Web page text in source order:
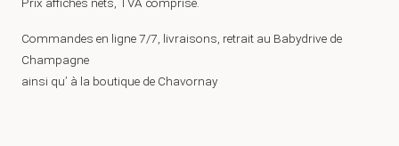
Prix affichés nets, TVA comprise.
Commandes en ligne 7/7, livraisons, retrait au Babydrive de
Champagne
ainsi qu’ à la boutique de Chavornay